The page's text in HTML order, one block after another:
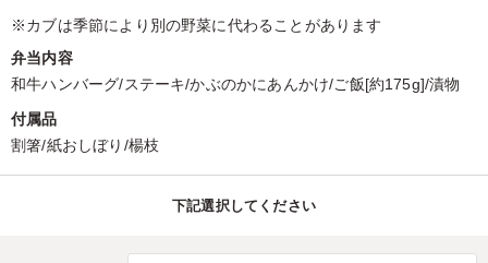
※カブは季節により別の野菜に代わることがあります
弁当内容
和牛ハンバーグ/ステーキ/かぶのかにあんかけ/ご飯[約175g]/漬物
付属品
割箸/紙おしぼり/楊枝
下記選択してください